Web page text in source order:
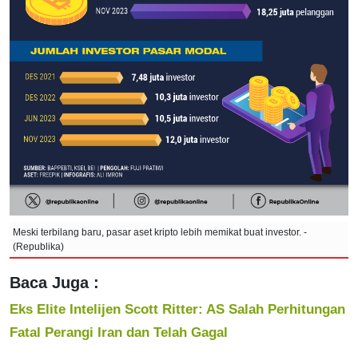
Meski terbilang baru, pasar aset kripto lebih memikat buat investor. -
(Republika)
Baca Juga :
Eks Elite Intelijen Scott Ritter: AS Salah Perhitungan
Fatal Perangi Iran dan Telah Gagal